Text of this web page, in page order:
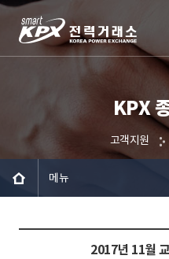
KPX
고객지원
메뉴
2017년 11월